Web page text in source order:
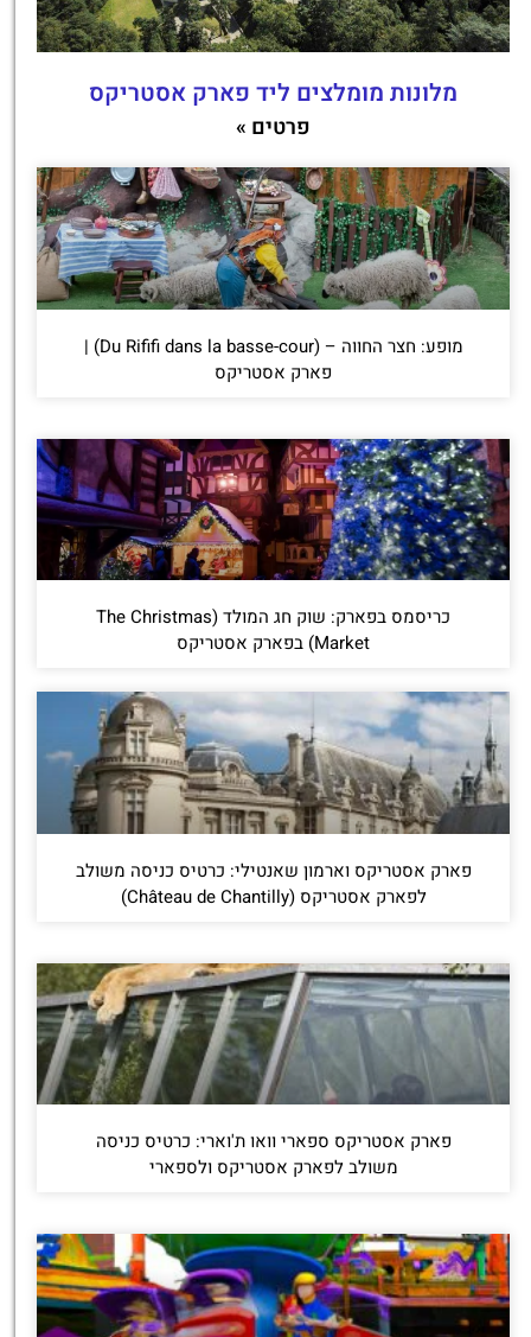
מלונות מומלצים ליד פארק אסטריקס
פרטים »
מופע: חצר החווה – (Du Rififi dans la basse-cour) |
פארק אסטריקס
כריסמס בפארק: שוק חג המולד (The Christmas
Market) בפארק אסטריקס
פארק אסטריקס וארמון שאנטילי: כרטיס כניסה משולב
לפארק אסטריקס (Château de Chantilly)
פארק אסטריקס ספארי וואו ת'וארי: כרטיס כניסה
משולב לפארק אסטריקס ולספארי